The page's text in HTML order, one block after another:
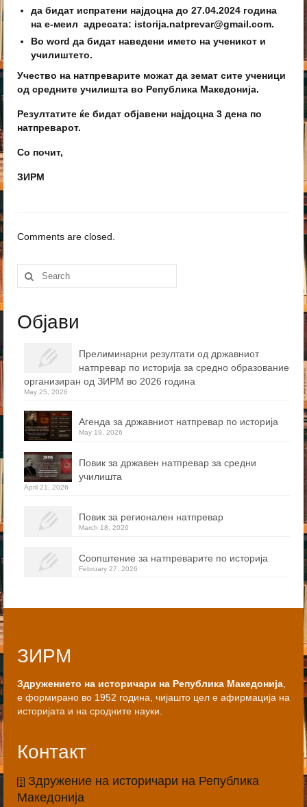
да бидат испратени најдоцна до 27.04.2024 година
на е-меил адресатa: istorija.natprevar@gmail.com.
Во word да бидат наведени името на ученикот и
училиштето.
Учество на натпреварите можат да земат сите ученици
од средните училишта во Република Македонија.
Резултатите ќе бидат објавени најдоцна 3 дена по
натпреварот.
Со почит,
ЗИРМ
Comments are closed.
Search
for:
Објави
Прелиминарни резултати од државниот
натпревар по историја за средно образование
организиран од ЗИРМ во 2026 година
May 25, 2026
Агенда за државниот натпревар по историја
May 19, 2026
Повик за државен натпревар за средни
училишта
April 21, 2026
Повик за регионален натпревар
March 18, 2026
Соопштение за натпреварите по историја
February 27, 2026
ЗИРМ
Здружението на историчари на Република Македонија,
е формирано во 1952 година, чијашто цел е афирмација на
историјата и на сродните науки.
Контакт
Здружение на историчари на Република
Македонија